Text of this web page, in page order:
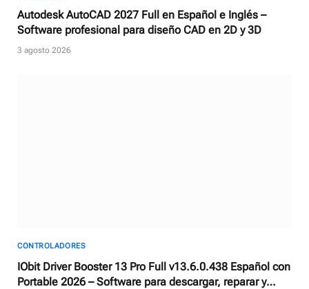
Autodesk AutoCAD 2027 Full en Español e Inglés –
Software profesional para diseño CAD en 2D y 3D
3 agosto 2026
CONTROLADORES
IObit Driver Booster 13 Pro Full v13.6.0.438 Español con
Portable 2026 – Software para descargar, reparar y